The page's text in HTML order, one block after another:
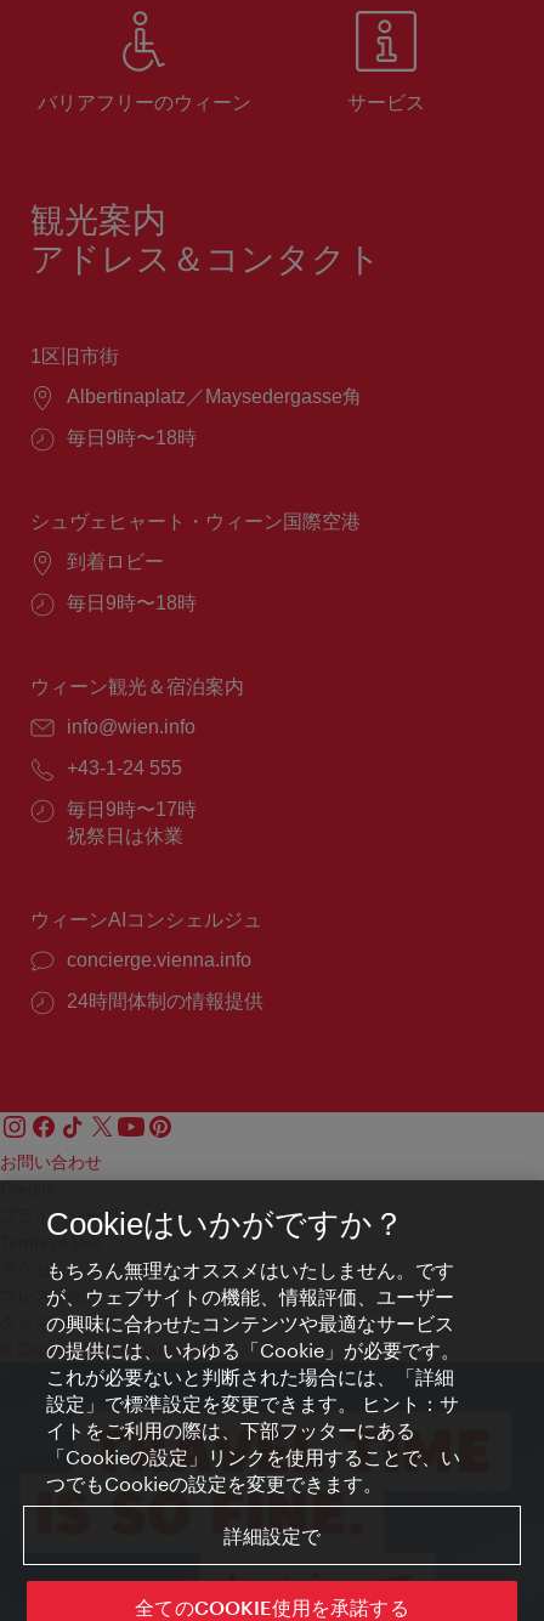
バリアフリーのウィーン サービス
観光案内
アドレス＆コンタクト
1区旧市街
場
Albertinaplatz／Maysedergasse角
営
間：
毎日9時〜18時
シュヴェヒャート・ウィーン国際空港
場
到着ロビー
営
間：
毎日9時〜18時
ウィーン観光＆宿泊案内
E
ー
ル：
info@wien.info
電
番
号：
+43-1-24 555
営
業
毎日9時〜17時
祝祭日は休業
ウィーンAIコンシェルジュ
concierge.vienna.info
24時間体制の情報提供
お問い合わせ
プライバシーポリシー
アクセシビリティ
プレス連絡先
クッキーの設定
© Copyright WienTourismus
Cookieはいかがですか？
もちろん無理なオススメはいたしません。です
が、ウェブサイトの機能、情報評価、ユーザー
の興味に合わせたコンテンツや最適なサービス
の提供には、いわゆる「Cookie」が必要です。
これが必要ないと判断された場合には、「詳細
設定」で標準設定を変更できます。 ヒント：サ
イトをご利用の際は、下部フッターにある
「Cookieの設定」リンクを使用することで、い
つでもCookieの設定を変更できます。
詳細設定で
全てのCOOKIE使用を承諾する